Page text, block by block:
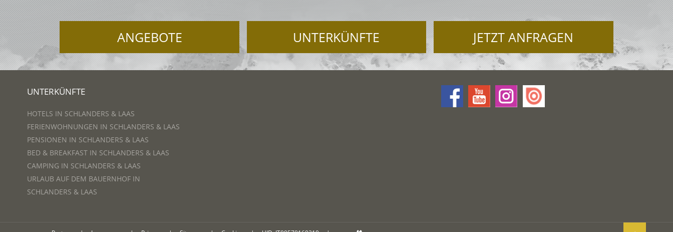
ANGEBOTE UNTERKÜNFTE JETZT ANFRAGEN
UNTERKÜNFTE
HOTELS IN SCHLANDERS & LAAS
FERIENWOHNUNGEN IN SCHLANDERS & LAAS
PENSIONEN IN SCHLANDERS & LAAS
BED & BREAKFAST IN SCHLANDERS & LAAS
CAMPING IN SCHLANDERS & LAAS
URLAUB AUF DEM BAUERNHOF IN
SCHLANDERS & LAAS